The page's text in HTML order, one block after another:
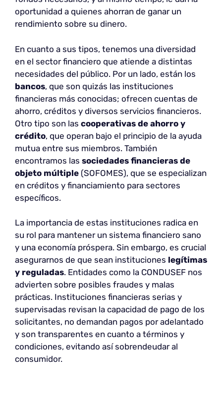
oportunidad a quienes ahorran de ganar un
rendimiento sobre su dinero.
En cuanto a sus tipos, tenemos una diversidad
en el sector financiero que atiende a distintas
necesidades del público. Por un lado, están los
bancos, que son quizás las instituciones
financieras más conocidas; ofrecen cuentas de
ahorro, créditos y diversos servicios financieros.
Otro tipo son las cooperativas de ahorro y
crédito, que operan bajo el principio de la ayuda
mutua entre sus miembros. También
encontramos las sociedades financieras de
objeto múltiple (SOFOMES), que se especializan
en créditos y financiamiento para sectores
específicos.
La importancia de estas instituciones radica en
su rol para mantener un sistema financiero sano
y una economía próspera. Sin embargo, es crucial
asegurarnos de que sean instituciones legítimas
y reguladas. Entidades como la CONDUSEF nos
advierten sobre posibles fraudes y malas
prácticas. Instituciones financieras serias y
supervisadas revisan la capacidad de pago de los
solicitantes, no demandan pagos por adelantado
y son transparentes en cuanto a términos y
condiciones, evitando así sobrendeudar al
consumidor.